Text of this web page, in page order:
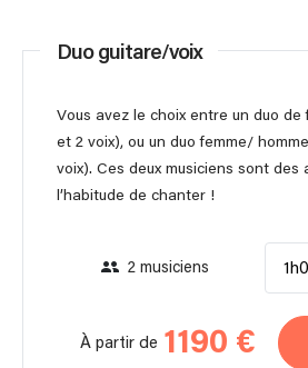
Duo guitare/voix
Vous avez le choix entre un duo de
et 2 voix), ou un duo femme/
voix). Ces deux musiciens sont des
l’habitude de chanter !
2 musiciens
À partir de 1190 €